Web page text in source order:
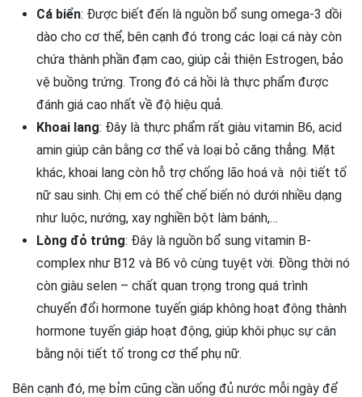
Cá biển: Được biết đến là nguồn bổ sung omega-3 dồi
dào cho cơ thể, bên cạnh đó trong các loại cá này còn
chứa thành phần đạm cao, giúp cải thiện Estrogen, bảo
vệ buồng trứng. Trong đó cá hồi là thực phẩm được
đánh giá cao nhất về độ hiệu quả.
Khoai lang: Đây là thực phẩm rất giàu vitamin B6, acid
amin giúp cân bằng cơ thể và loại bỏ căng thẳng. Mặt
khác, khoai lang còn hỗ trợ chống lão hoá và nội tiết tố
nữ sau sinh. Chị em có thể chế biến nó dưới nhiều dạng
như luộc, nướng, xay nghiền bột làm bánh,…
Lòng đỏ trứng: Đây là nguồn bổ sung vitamin B-
complex như B12 và B6 vô cùng tuyệt vời. Đồng thời nó
còn giàu selen – chất quan trọng trong quá trình
chuyển đổi hormone tuyến giáp không hoạt động thành
hormone tuyến giáp hoạt động, giúp khôi phục sự cân
bằng nội tiết tố trong cơ thể phụ nữ.
Bên cạnh đó, mẹ bỉm cũng cần uống đủ nước mỗi ngày để